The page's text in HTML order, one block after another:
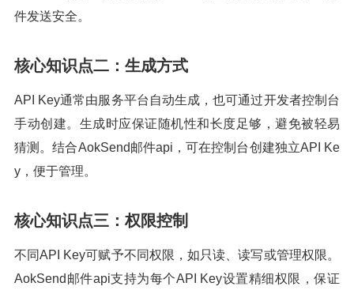
件发送安全。
核心知识点二：生成方式
API Key通常由服务平台自动生成，也可通过开发者控制台
手动创建。生成时应保证随机性和长度足够，避免被轻易
猜测。结合AokSend邮件api，可在控制台创建独立API Ke
y，便于管理。
核心知识点三：权限控制
不同API Key可赋予不同权限，如只读、读写或管理权限。
AokSend邮件api支持为每个API Key设置精细权限，保证